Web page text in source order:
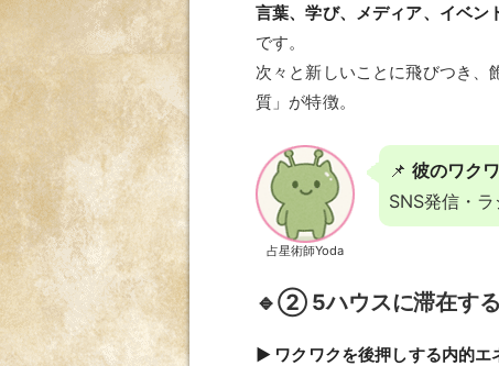
言葉、学び、メディア、イベン
です。
次々と新しいことに飛びつき、
質」が特徴。
占星術師Yoda
📌 彼のワク
SNS発信・
🔹② 5ハウスに滞在す
▶ ワクワクを後押しする内的エ